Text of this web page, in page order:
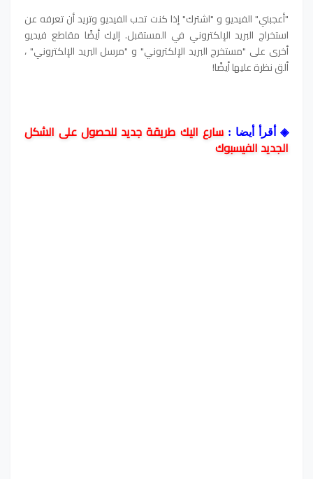
"أعجبني" الفيديو و "اشترك" إذا كنت تحب الفيديو وتريد أن تعرفه عن
استخراج البريد الإلكتروني في المستقبل. إليك أيضًا مقاطع فيديو
أخرى على "مستخرج البريد الإلكتروني" و "مرسل البريد الإلكتروني" ،
ألق نظرة عليها أيضًا!
◈أقرأ أيضا : سارع اليك طريقة جديد للحصول على الشكل
الجديد الفيسبوك